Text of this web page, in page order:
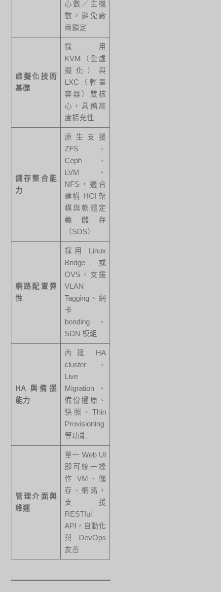
心數／主機
數，避免廠
商鎖定
虛擬化技術
基礎
採用
KVM（全虛
擬化）與
LXC（輕量
容器）雙核
心，具備高
度擴充性
儲存整合能
力
原生支援
ZFS、
Ceph、
LVM、
NFS，適合
建構 HCI 架
構與軟體定
義儲存
（SDS）
網路配置彈
性
採用 Linux
Bridge 或
OVS，支援
VLAN
Tagging、網
卡
bonding、
SDN 模組
HA 與備援
能力
內建 HA
cluster、
Live
Migration、
備份還原、
快照、Thin
Provisioning
等功能
管理介面與
維運
單一 Web UI
即可統一操
作 VM、儲
存、網路，
支援
RESTful
API，自動化
與 DevOps
友善